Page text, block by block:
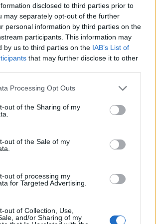
disclosed to third parties prior to
may separately opt-out of the further
personal information by third parties on the
participants. This information may
by us to third parties on the IAB’s List of
that may further disclose it to other
Processing Opt Outs
out of the Sharing of my
out of the Sale of my
out of processing my
for Targeted Advertising.
out of Collection, Use,
and/or Sharing of my
von Louis Vuitton La Beauté aus
nicht mitbekommen haben:
alle Beauty-LiebhaberInnen:
Hier
Louis Vuitton